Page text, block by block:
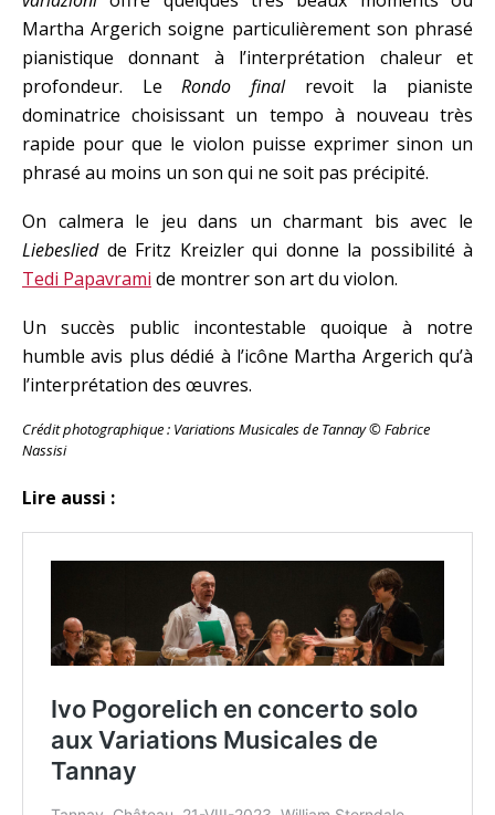
Martha Argerich soigne particulièrement son phrasé
pianistique donnant à l’interprétation chaleur et
profondeur. LeRondo finalrevoit la pianiste
dominatrice choisissant un tempo à nouveau très
rapide pour que le violon puisse exprimer sinon un
phrasé au moins un son qui ne soit pas précipité.
On calmera le jeu dans un charmant bis avec le
Liebesliedde Fritz Kreizler qui donne la possibilité à
Tedi Papavrami de montrer son art du violon.
Un succès public incontestable quoique à notre
humble avis plus dédié à l’icône Martha Argerich qu’à
l’interprétation des œuvres.
Crédit photographique : Variations Musicales de Tannay © Fabrice
Nassisi
Lire aussi :